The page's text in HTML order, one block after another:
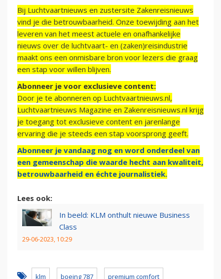
Bij Luchtvaartnieuws en zustersite Zakenreisnieuws
vind je die betrouwbaarheid. Onze toewijding aan het
leveren van het meest actuele en onafhankelijke
nieuws over de luchtvaart- en (zaken)reisindustrie
maakt ons een onmisbare bron voor lezers die graag
een stap voor willen blijven.
Abonneer je voor exclusieve content:
Door je te abonneren op Luchtvaartnieuws.nl,
Luchtvaartnieuws Magazine en Zakenreisnieuws.nl krijg
je toegang tot exclusieve content en jarenlange
ervaring die je steeds een stap voorsprong geeft.
Abonneer je vandaag nog en word onderdeel van
een gemeenschap die waarde hecht aan kwaliteit,
betrouwbaarheid en échte journalistiek.
Lees ook:
In beeld: KLM onthult nieuwe Business
Class
29-06-2023, 10:29
klm boeing 787 premium comfort